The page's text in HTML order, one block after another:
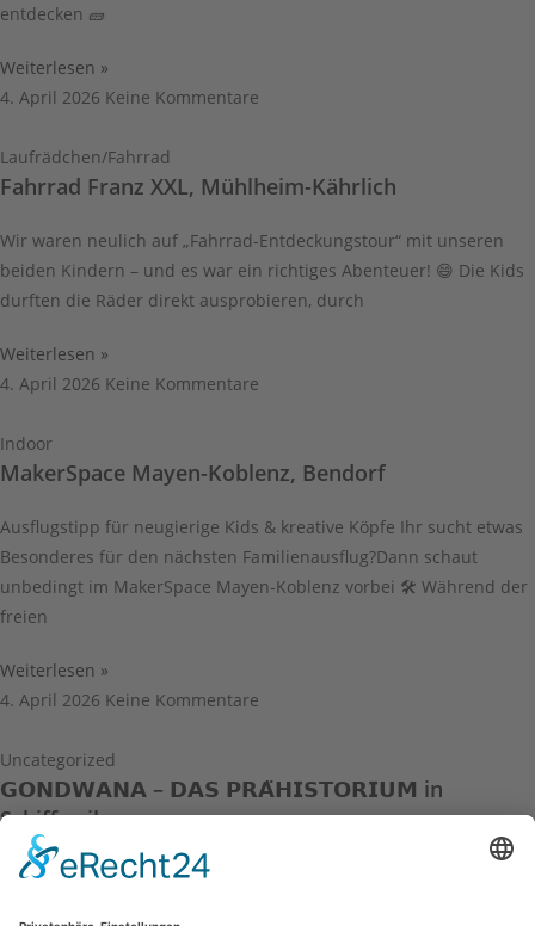
entdecken 🧱
Weiterlesen »
4. April 2026 Keine Kommentare
Laufrädchen/Fahrrad
Fahrrad Franz XXL, Mühlheim-Kährlich
Wir waren neulich auf „Fahrrad-Entdeckungstour“ mit unseren
beiden Kindern – und es war ein richtiges Abenteuer! 😄 Die Kids
durften die Räder direkt ausprobieren, durch
Weiterlesen »
4. April 2026 Keine Kommentare
Indoor
MakerSpace Mayen-Koblenz, Bendorf
Ausflugstipp für neugierige Kids & kreative Köpfe Ihr sucht etwas
Besonderes für den nächsten Familienausflug?Dann schaut
unbedingt im MakerSpace Mayen-Koblenz vorbei 🛠️ Während der
freien
Weiterlesen »
4. April 2026 Keine Kommentare
Uncategorized
𝗚𝗢𝗡𝗗𝗪𝗔𝗡𝗔 – 𝗗𝗔𝗦 𝗣𝗥𝗔̈𝗛𝗜𝗦𝗧𝗢𝗥𝗜𝗨𝗠 in
Schiffweiler
[unbezahlte Werbung] Manchmal gibt es diese Ausflüge, bei